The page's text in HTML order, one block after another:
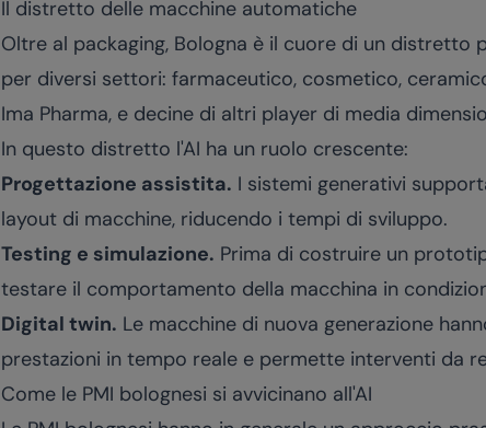
Il distretto delle macchine automatiche
Oltre al packaging, Bologna è il cuore di un
per diversi settori: farmaceutico, cosmetico,
Ima Pharma, e decine di altri player di media
In questo distretto l'AI ha un ruolo crescente:
Progettazione assistita. I sistemi generativi
layout di macchine, riducendo i tempi di sviluppo.
Testing e simulazione. Prima di costruire un
testare il comportamento della macchina in
Digital twin. Le macchine di nuova generazione
prestazioni in tempo reale e permette interventi da
Come le PMI bolognesi si avvicinano all'AI